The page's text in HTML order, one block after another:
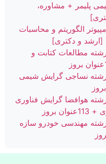
پلیمر + مشاوره،
الگوریتم و محاسبات
[ارشد و دکتری]
مطالعات کتابت و
رشته نساجی گرایش شیمی
هوافضا گرایش فناوری
بروز
مهندسی خودرو سازه